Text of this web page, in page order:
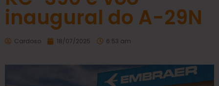
inaugural do A-29N
Cardoso 18/07/2025 6:53 am